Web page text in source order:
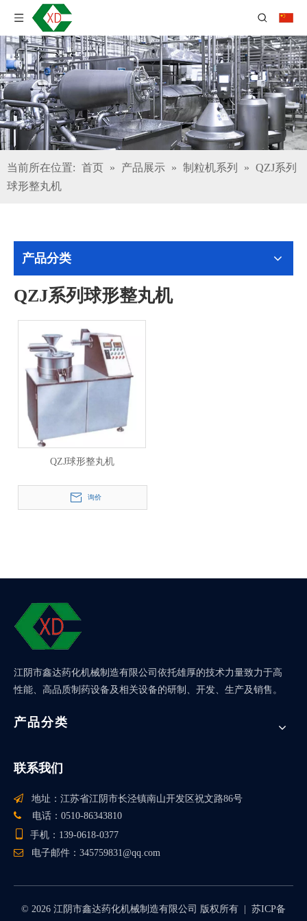
当前所在位置: 首页 » 产品展示 » 制粒机系列 » QZJ系列
球形整丸机
产品分类
QZJ系列球形整丸机
QZJ球形整丸机
询价
江阴市鑫达药化机械制造有限公司依托雄厚的技术力量致力于高
性能、高品质制药设备及相关设备的研制、开发、生产及销售。
产品分类
联系我们
 地址：江苏省江阴市长泾镇南山开发区祝文路86号
 电话：0510-86343810
手机：139-0618-0377
 电子邮件： 345759831@qq.com
© 2026 江阴市鑫达药化机械制造有限公司 版权所有 | 苏ICP备